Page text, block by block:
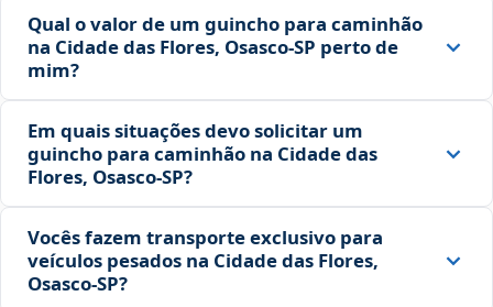
Qual o valor de um guincho para caminhão
na Cidade das Flores, Osasco‑SP perto de
mim?
Em quais situações devo solicitar um
guincho para caminhão na Cidade das
Flores, Osasco‑SP?
Vocês fazem transporte exclusivo para
veículos pesados na Cidade das Flores,
Osasco‑SP?